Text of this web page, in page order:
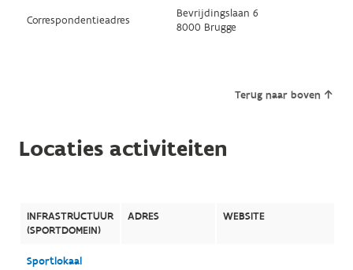
Correspondentieadres
Bevrijdingslaan 6
8000 Brugge
Terug naar boven
Locaties activiteiten
INFRASTRUCTUUR
(SPORTDOMEIN)
ADRES WEBSITE
Sportlokaal